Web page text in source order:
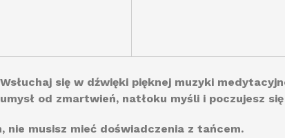
się w dźwięki pięknej muzyki
od zmartwień, natłoku myśli i poczujesz
nie musisz mieć doświadczenia z tańcem.